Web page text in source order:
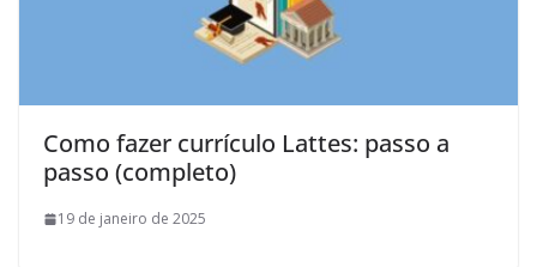
Como fazer currículo Lattes: passo a
passo (completo)
19 de janeiro de 2025